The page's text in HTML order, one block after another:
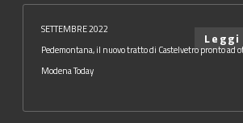
SETTEMBRE 2022
Pedemontana, il nuovo tratto di Castelvetro pronto ad
Modena Today